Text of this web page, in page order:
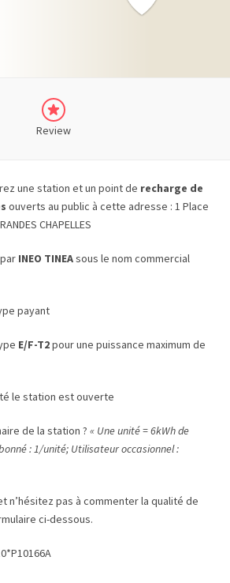
Review
une station et un point de recharge de
ouverts au public à cette adresse : 1 Place
CHAPELLES
INEO TINEAsous le nom commercial
payant
E/F-T2pour une puissance maximum de
le station est ouverte
de la station ? « Une unité = 6kWh de
: 1/unité; Utilisateur occasionnel :
n’hésitez pas à commenter la qualité de
ci-dessous.